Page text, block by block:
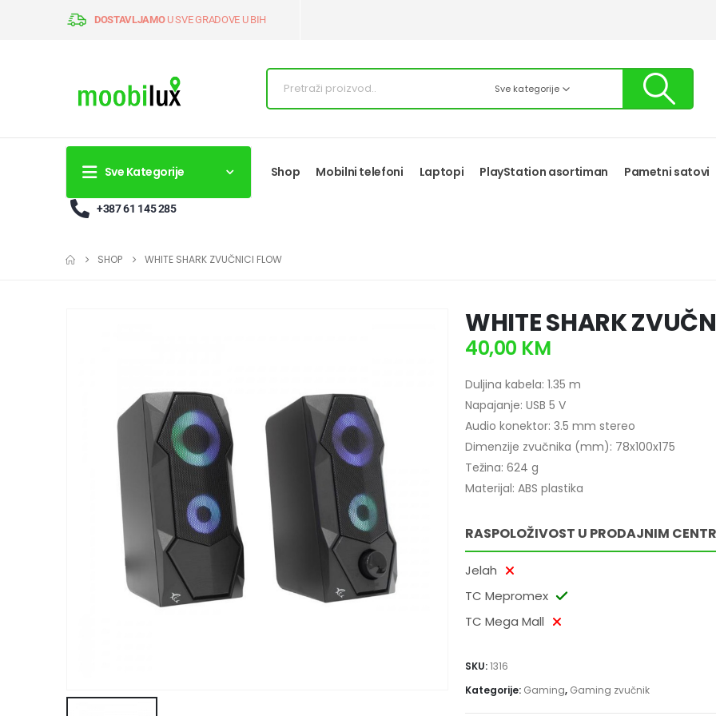
DOSTAVLJAMOU SVE GRADOVE U BIH
Sve kategorije
Sve Kategorije Shop Mobilni telefoni Laptopi PlayStation asortiman Pametni satovi
+387 61 145 285
SHOP WHITE SHARK ZVUČNICI FLOW
WHITE SHARK
40,00 KM
Duljina kabela: 1.35 m
Napajanje: USB 5 V
Audio konektor: 3.5 mm stereo
Dimenzije zvučnika (mm): 78x100x175
Težina: 624 g
Materijal: ABS plastika
RASPOLOŽIVOST U PRODAJNIM
Jelah
TC Mepromex
TC Mega Mall
SKU:1316
Kategorije: Gaming, Gaming zvučnik